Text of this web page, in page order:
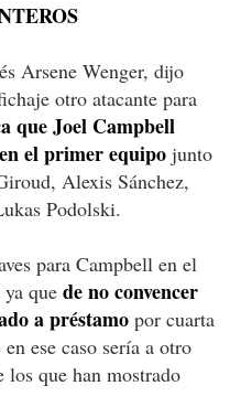
Arsene Wenger, dijo
otro atacante para
que Joel Campbell
el primer equipo junto
Alexis Sánchez,
Podolski.
para Campbell en el
que de no convencer
a préstamo por cuarta
ese caso sería a otro
los que han mostrado